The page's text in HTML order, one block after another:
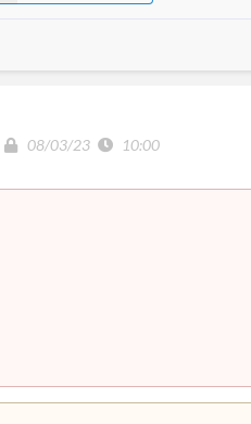
08/03/23 10:00